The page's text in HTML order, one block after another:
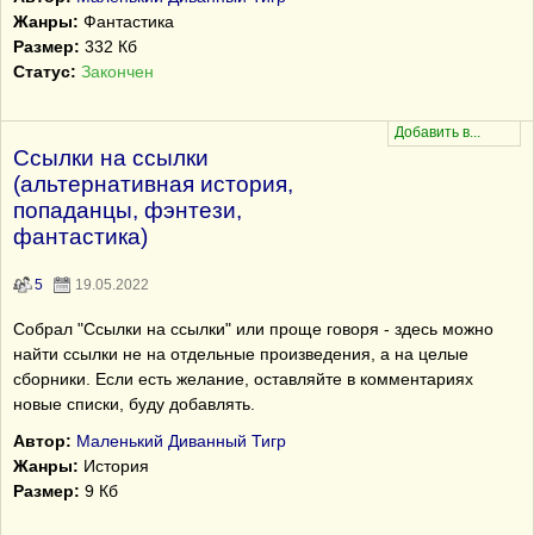
Жанры: Фантастика
Размер: 332 Кб
Статус: Закончен
Ссылки на ссылки
(альтернативная история,
попаданцы, фэнтези,
фантастика)
5 19.05.2022
Собрал "Ссылки на ссылки" или проще говоря - здесь можно
найти ссылки не на отдельные произведения, а на целые
сборники. Если есть желание, оставляйте в комментариях
новые списки, буду добавлять.
Автор: Маленький Диванный Тигр
Жанры: История
Размер: 9 Кб